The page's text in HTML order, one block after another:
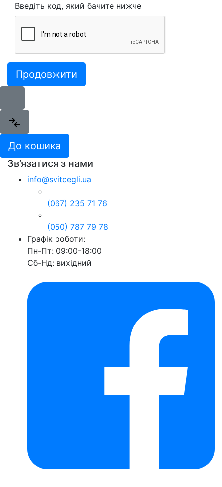
Введіть код, який бачите нижче
Продовжити
До кошика
Зв’язатися з нами
info@svitcegli.ua
(067) 235 71 76
(050) 787 79 78
Графік роботи:
Пн-Пт: 09:00-18:00
Сб-Нд: вихідний